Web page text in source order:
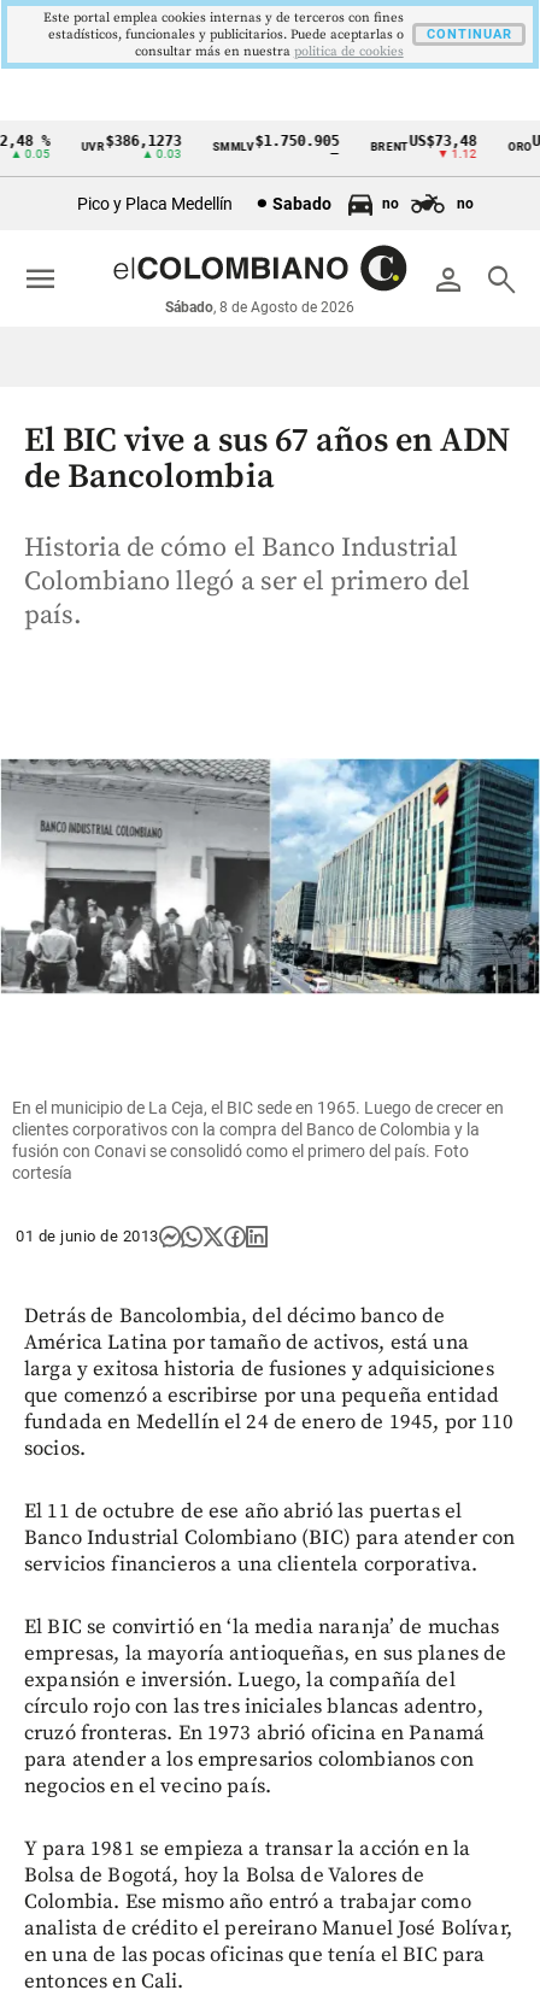
Cintillo
económicos
Colombia
% $386,1273
▲ 0.03
SMMLV $1.750.905 BRENTUS$73,48
▼ 1.12
ORO
Pico y Placa Medellín Sabado no no
person search
Sábado, 8 de Agosto de 2026
menu
El BIC vive a sus 67 años en ADN
de Bancolombia
Historia de cómo el Banco Industrial
Colombiano llegó a ser el primero del
país.
En el municipio de La Ceja, el BIC sede en 1965. Luego de crecer en
clientes corporativos con la compra del Banco de Colombia y la
fusión con Conavi se consolidó como el primero del país. Foto
cortesía
01 de junio de 2013
Detrás de Bancolombia, del décimo banco de
América Latina por tamaño de activos, está una
larga y exitosa historia de fusiones y adquisiciones
que comenzó a escribirse por una pequeña entidad
fundada en Medellín el 24 de enero de 1945, por 110
socios.
El 11 de octubre de ese año abrió las puertas el
Banco Industrial Colombiano (BIC) para atender con
servicios financieros a una clientela corporativa.
El BIC se convirtió en ‘la media naranja’ de muchas
empresas, la mayoría antioqueñas, en sus planes de
expansión e inversión. Luego, la compañía del
círculo rojo con las tres iniciales blancas adentro,
cruzó fronteras. En 1973 abrió oficina en Panamá
para atender a los empresarios colombianos con
negocios en el vecino país.
Y para 1981 se empieza a transar la acción en la
Bolsa de Bogotá, hoy la Bolsa de Valores de
Colombia. Ese mismo año entró a trabajar como
analista de crédito el pereirano Manuel José Bolívar,
en una de las pocas oficinas que tenía el BIC para
entonces en Cali.
Este portal emplea cookies internas y de terceros con fines
estadísticos, funcionales y publicitarios. Puede aceptarlas o
consultar más en nuestra politica de cookies
CONTINUAR